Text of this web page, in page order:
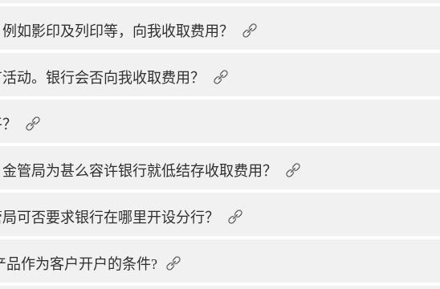
如影印及列印等，向我收取费用？
动。银行会否向我收取费用？
管局为甚么容许银行就低结存收取费用？
可否要求银行在哪里开设分行？
作为客户开户的条件?